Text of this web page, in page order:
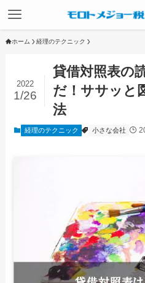
ホーム 経理のテクニック
貸借対照表の
だ！ササッと
法
2022
1/26
経理のテクニック 小さな会社